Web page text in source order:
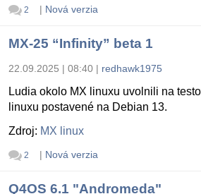
2 | Nová verzia
MX-25 “Infinity” beta 1
22.09.2025 | 08:40 | redhawk1975
Ludia okolo MX linuxu uvolnili na
linuxu postavené na Debian 13.
Zdroj: MX linux
2 | Nová verzia
Q4OS 6.1 "Andromeda"